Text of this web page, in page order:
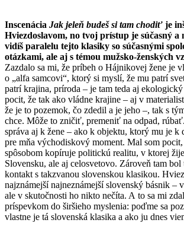
Inscenácia Jak jeleň budeš si tam chodiť je
Hviezdoslavom, no tvoj prístup je súčasný a
vidíš paralelu tejto klasiky so súčasnými
otázkami, ale aj s témou mužsko-ženských
Zazdalo sa mi, že príbeh o Hájnikovej žene je
o „alfa samcovi“, ktorý si myslí, že mu patrí
patrí krajina, príroda – je tam teda aj
pocit, že tak ako vládne krajine – aj v
že je to pozemok, čo zdedil a je jeho –, tak s
chce. Môže to zničiť, premeniť na odpad,
správa aj k žene – ako k objektu, ktorý mu je k
pre mňa východiskový moment. Mal som
spôsobom kopíruje politickú realitu, v ktorej
Slovensku, ale aj celosvetovo. Zároveň tam
kontakt s takzvanou slovenskou klasikou.
najznámejší najneznámejší slovenský básnik –
ale v skutočnosti ho nikto nečíta. A to sa mi
príspevkom do širšieho myslenia: poďme sa
vlastne je tá slovenská klasika a ako ju dnes